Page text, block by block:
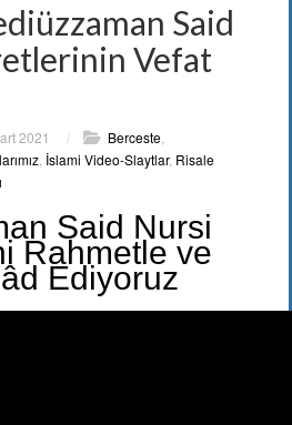
Said
Vefat
2021 / Berceste
İslami Video-Slaytlar, Risale
Said Nursi
Rahmetle ve
Ediyoruz